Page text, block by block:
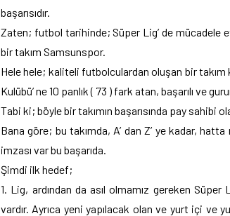
başarısıdır.
Zaten; futbol tarihinde; Süper Lig’ de mücadele
bir takım Samsunspor.
Hele hele; kaliteli futbolculardan oluşan bir takım
Kulübü’ ne 10 panlık ( 73 ) fark atan, başarılı ve
Tabi ki; böyle bir takımın başarısında pay sahibi
Bana göre; bu takımda, A’ dan Z’ ye kadar,
imzası var bu başarıda.
Şimdi ilk hedef;
1. Lig, ardından da asıl olmamız gereken
vardır. Ayrıca yeni yapılacak olan ve yurt içi ve